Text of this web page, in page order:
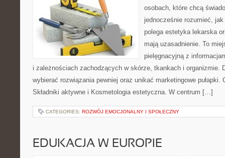
osobach, które chcą
jednocześnie rozumieć,
polega estetyka lekarska
mają uzasadnienie. To
pielęgnacyjną z
i zależnościach zachodzących w skórze, tkankach i organizmie.
wybierać rozwiązania pewniej oraz unikać marketingowe pułapki.
Składniki aktywne i Kosmetologia estetyczna. W centrum […]
CATEGORIES: ROZWÓJ EMOCJONALNY I SPOŁECZNY
EDUKACJA W EUROPIE